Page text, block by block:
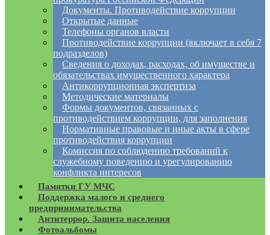
Документы. Противодействие коррупции
Открытые данные
Телефоны органов власти
Противодействие коррупции (включает в себя 7
подразделов)
Сведения о доходах, расходах, об имуществе и
обязательствах имущественного характера
Антикоррупционная экспертиза
Методические материалы
Формы документов, связанных с
противодействием коррупции, для заполнения
Нормативные правовые и иные акты в сфере
противодействия коррупции
Комиссия по соблюдению требований к
служебному поведению и урегулированию
конфликта интересов
Памятки ГУ МЧС
Поддержка малого и среднего
предпринимательства
Антитеррор. Защита населения
Фотоальбомы